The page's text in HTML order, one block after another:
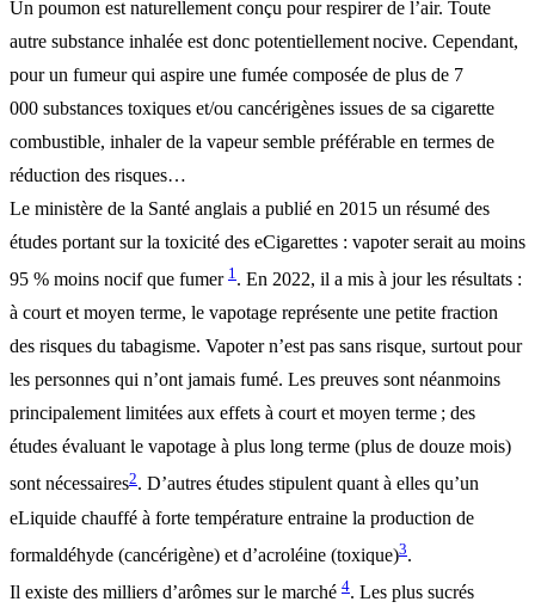
Un poumon est naturellement conçu pour respirer de l’air. Toute
autre substance inhalée est donc potentiellement nocive. Cependant,
pour un fumeur qui aspire une fumée composée de plus de 7
000 substances toxiques et/ou cancérigènes issues de sa cigarette
combustible, inhaler de la vapeur semble préférable en termes de
réduction des risques…
Le ministère de la Santé anglais a publié en 2015 un résumé des
études portant sur la toxicité des eCigarettes : vapoter serait au moins
95 % moins nocif que fumer 1 . En 2022, il a mis à jour les résultats :
à court et moyen terme, le vapotage représente une petite fraction
des risques du tabagisme. Vapoter n’est pas sans risque, surtout pour
les personnes qui n’ont jamais fumé. Les preuves sont néanmoins
principalement limitées aux effets à court et moyen terme ; des
études évaluant le vapotage à plus long terme (plus de douze mois)
sont nécessaires2. D’autres études stipulent quant à elles qu’un
eLiquide chauffé à forte température entraine la production de
formaldéhyde (cancérigène) et d’acroléine (toxique)3.
Il existe des milliers d’arômes sur le marché 4. Les plus sucrés